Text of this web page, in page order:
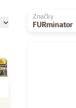
Vybrané filtry
Značky
FURminator